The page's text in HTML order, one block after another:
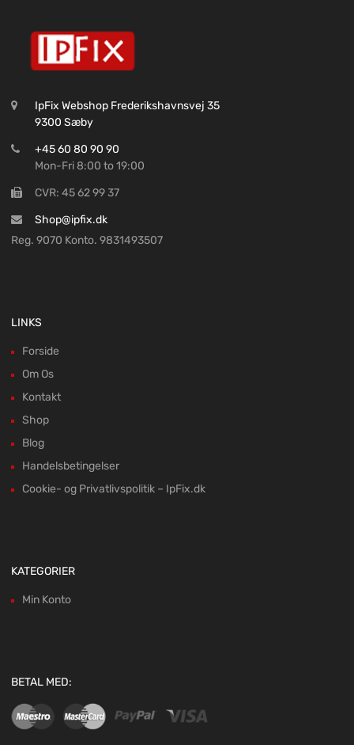
IpFix Webshop Frederikshavnsvej 35
9300 Sæby
+45 60 80 90 90
Mon-Fri 8:00 to 19:00
CVR: 45 62 99 37
Shop@ipfix.dk
Reg. 9070 Konto. 9831493507
LINKS
Forside
Om Os
Kontakt
Shop
Blog
Handelsbetingelser
Cookie- og Privatlivspolitik – IpFix.dk
KATEGORIER
Min Konto
BETAL MED: